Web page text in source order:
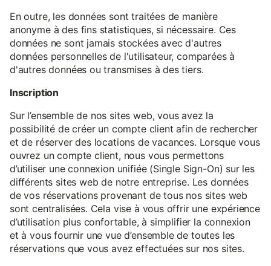
En outre, les données sont traitées de manière
anonyme à des fins statistiques, si nécessaire. Ces
données ne sont jamais stockées avec d'autres
données personnelles de l'utilisateur, comparées à
d'autres données ou transmises à des tiers.
Inscription
Sur l’ensemble de nos sites web, vous avez la
possibilité de créer un compte client afin de rechercher
et de réserver des locations de vacances. Lorsque vous
ouvrez un compte client, nous vous permettons
d’utiliser une connexion unifiée (Single Sign-On) sur les
différents sites web de notre entreprise. Les données
de vos réservations provenant de tous nos sites web
sont centralisées. Cela vise à vous offrir une expérience
d’utilisation plus confortable, à simplifier la connexion
et à vous fournir une vue d’ensemble de toutes les
réservations que vous avez effectuées sur nos sites.